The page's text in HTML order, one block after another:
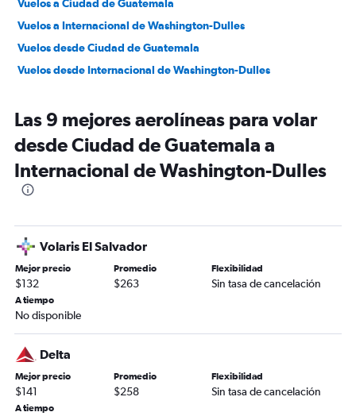
Vuelos a Ciudad de Guatemala
Vuelos a Internacional de Washington-Dulles
Vuelos desde Ciudad de Guatemala
Vuelos desde Internacional de Washington-Dulles
Las 9 mejores aerolíneas para volar
desde Ciudad de Guatemala a
Internacional de Washington-Dulles
Volaris El Salvador
Mejor precio
$132
Promedio
$263
Flexibilidad
Sin tasa de cancelación
A tiempo
No disponible
Delta
Mejor precio
$141
Promedio
$258
Flexibilidad
Sin tasa de cancelación
A tiempo